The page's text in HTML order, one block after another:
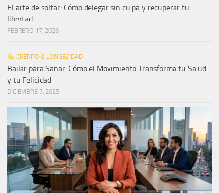
El arte de soltar: Cómo delegar sin culpa y recuperar tu
libertad
FEBRERO 17, 2026
CUERPO & LONGEVIDAD
Bailar para Sanar: Cómo el Movimiento Transforma tu Salud
y tu Felicidad
DICIEMBRE 7, 2025